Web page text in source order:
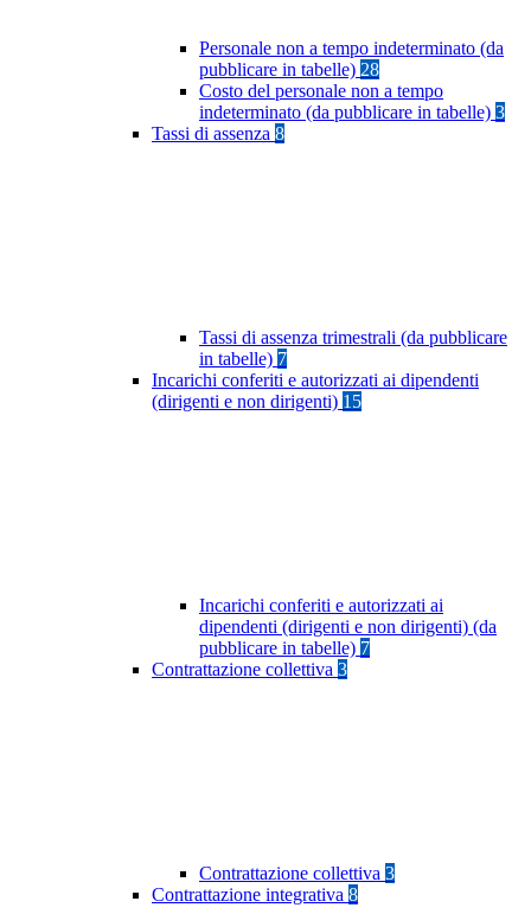
Personale non a tempo indeterminato (da
pubblicare in tabelle) 28
Costo del personale non a tempo
indeterminato (da pubblicare in tabelle) 3
Tassi di assenza 8
Tassi di assenza trimestrali (da pubblicare
in tabelle) 7
Incarichi conferiti e autorizzati ai dipendenti
(dirigenti e non dirigenti) 15
Incarichi conferiti e autorizzati ai
dipendenti (dirigenti e non dirigenti) (da
pubblicare in tabelle) 7
Contrattazione collettiva 3
Contrattazione collettiva 3
Contrattazione integrativa 8